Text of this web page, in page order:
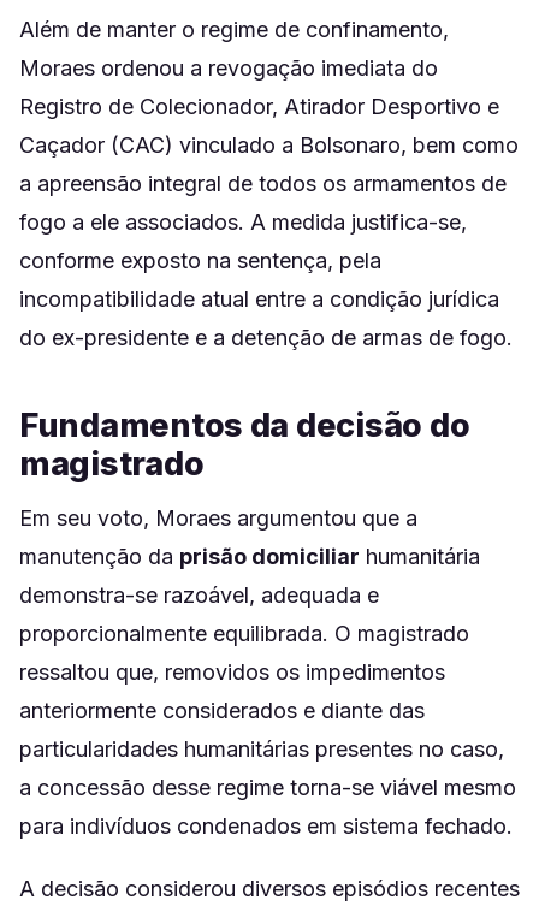
Além de manter o regime de confinamento,
Moraes ordenou a revogação imediata do
Registro de Colecionador, Atirador Desportivo e
Caçador (CAC) vinculado a Bolsonaro, bem como
a apreensão integral de todos os armamentos de
fogo a ele associados. A medida justifica-se,
conforme exposto na sentença, pela
incompatibilidade atual entre a condição jurídica
do ex-presidente e a detenção de armas de fogo.
Fundamentos da decisão do
magistrado
Em seu voto, Moraes argumentou que a
manutenção da prisão domiciliar humanitária
demonstra-se razoável, adequada e
proporcionalmente equilibrada. O magistrado
ressaltou que, removidos os impedimentos
anteriormente considerados e diante das
particularidades humanitárias presentes no caso,
a concessão desse regime torna-se viável mesmo
para indivíduos condenados em sistema fechado.
A decisão considerou diversos episódios recentes